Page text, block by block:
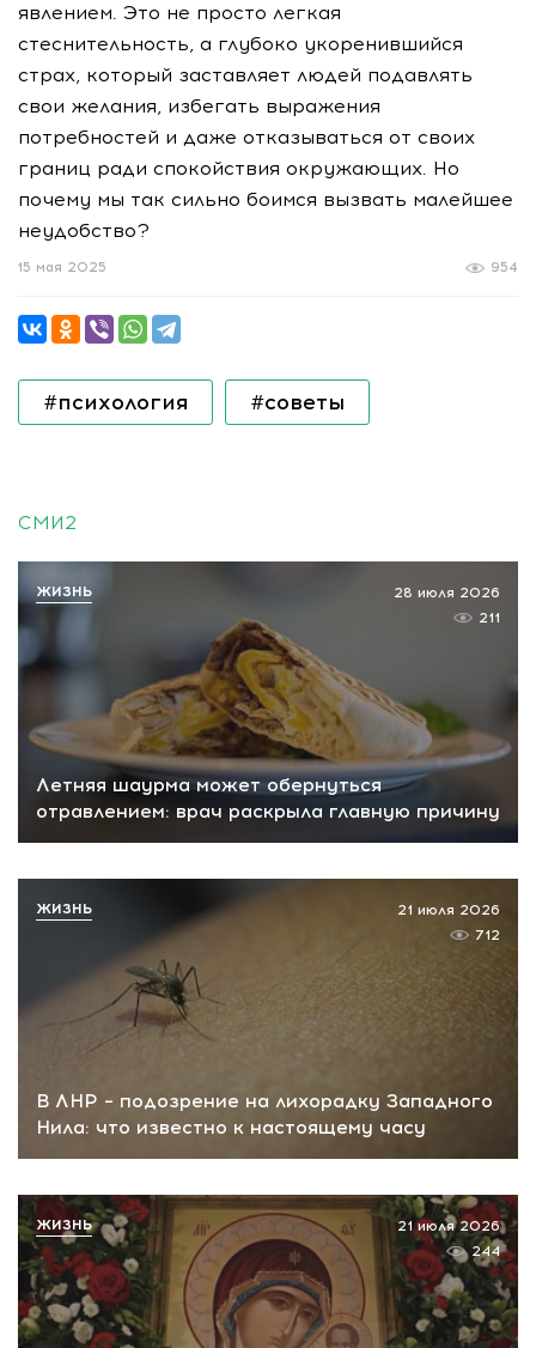
явлением. Это не просто легкая
стеснительность, а глубоко укоренившийся
страх, который заставляет людей подавлять
свои желания, избегать выражения
потребностей и даже отказываться от своих
границ ради спокойствия окружающих. Но
почему мы так сильно боимся вызвать малейшее
неудобство?
954
15 мая 2025
#психология #советы
СМИ2
Летняя шаурма может обернуться
отравлением: врач раскрыла главную причину
28 июля 2026
211
ЖИЗНЬ
В ЛНР – подозрение на лихорадку Западного
Нила: что известно к настоящему часу
21 июля 2026
712
ЖИЗНЬ
21 июля 2026
244
ЖИЗНЬ